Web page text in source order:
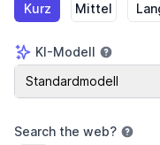
Kurz Mittel
KI-Modell
KI-Modell
Standardmodell
Search the web?